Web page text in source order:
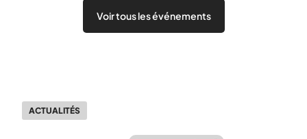
Voir tous les événements
ACTUALITÉS